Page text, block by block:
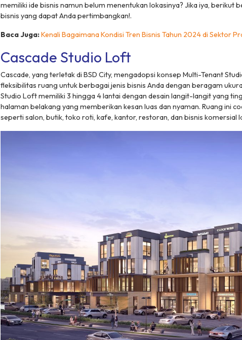
memiliki ide bisnis namun belum menentukan lokasinya? Jika iya, berikut
bisnis yang dapat Anda pertimbangkan!.
Baca Juga:Kenali Bagaimana Kondisi Tren Bisnis Tahun 2024 di Sektor
Cascade Studio Loft
Cascade, yang terletak di BSD City, mengadopsi konsep Multi-Tenant
fleksibilitas ruang untuk berbagai jenis bisnis Anda dengan beragam
Studio Loft memiliki 3 hingga 4 lantai dengan desain langit-langit yang
halaman belakang yang memberikan kesan luas dan nyaman. Ruang ini
seperti salon, butik, toko roti, kafe, kantor, restoran, dan bisnis komersial